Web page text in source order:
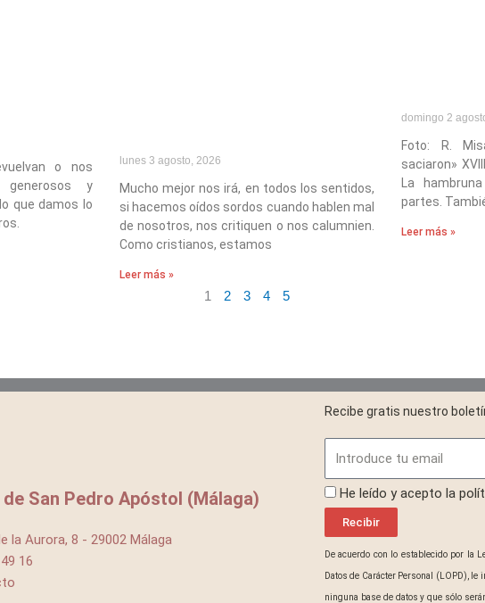
o nos
generosos y
que damos lo
lunes 3 agosto, 2026
Mucho mejor nos irá, en todos los sentidos,
si hacemos oídos sordos cuando hablen mal
de nosotros, nos critiquen o nos calumnien.
Como cristianos, estamos
Leer más »
domingo 2
Foto: R.
saciaron»
La
partes.
Leer más »
1 2 3 4 5
San Pedro Apóstol (Málaga)
la Aurora, 8 - 29002 Málaga
16
Recibe gratis nuestro
ProteccionDatos
He leído y acepto la
Recibir
De acuerdo con lo establecido por la
Datos de Carácter Personal (LOPD),
ninguna base de datos y que sólo